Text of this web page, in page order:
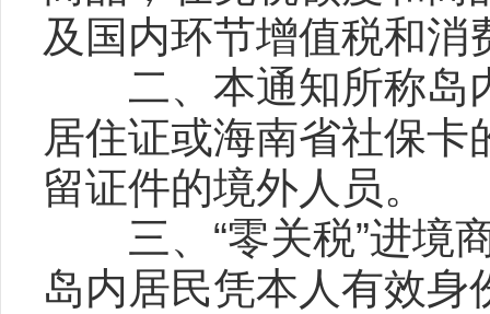
及国内环节增值税和消
二、本通知所称岛内
居住证或海南省社保
留证件的境外人员。
三、“零关税”进境商
岛内居民凭本人有效